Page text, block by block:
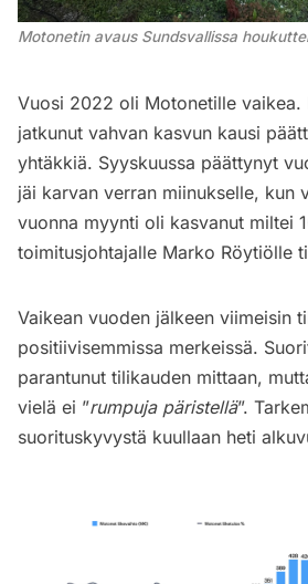
Motonetin avaus Sundsvallissa
Vuosi 2022 oli Motonetille
jatkunut vahvan kasvun kausi
yhtäkkiä. Syyskuussa päättynyt
jäi karvan verran miinukselle, kun
vuonna myynti oli kasvanut miltei
toimitusjohtajalle Marko Röytiölle
Vaikean vuoden jälkeen viimeisin
positiivisemmissa merkeissä.
parantunut tilikauden mittaan,
vielä ei ”rumpuja päristellä”.
suorituskyvystä kuullaan heti